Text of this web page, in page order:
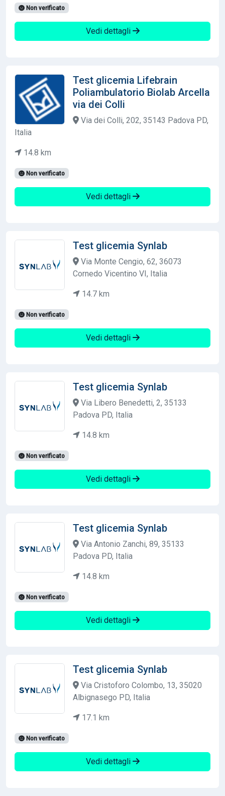
Non verificato
Vedi dettagli
Test glicemia Lifebrain
Poliambulatorio Biolab Arcella
via dei Colli
Via dei Colli, 202, 35143 Padova PD,
Italia
14.8 km
Non verificato
Vedi dettagli
Test glicemia Synlab
Via Monte Cengio, 62, 36073
Cornedo Vicentino VI, Italia
14.7 km
Non verificato
Vedi dettagli
Test glicemia Synlab
Via Libero Benedetti, 2, 35133
Padova PD, Italia
14.8 km
Non verificato
Vedi dettagli
Test glicemia Synlab
Via Antonio Zanchi, 89, 35133
Padova PD, Italia
14.8 km
Non verificato
Vedi dettagli
Test glicemia Synlab
Via Cristoforo Colombo, 13, 35020
Albignasego PD, Italia
17.1 km
Non verificato
Vedi dettagli